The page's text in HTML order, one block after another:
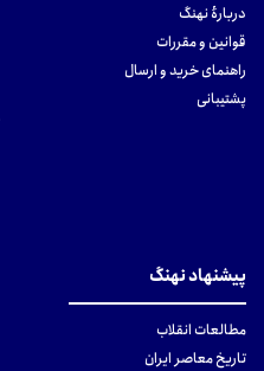
دربارهٔ نهنگ
قوانین و مقررات
راهنمای خرید و ارسال
پشتیبانی
پیشنهاد نهنگ
مطالعات انقلاب
تاریخ معاصر ایران